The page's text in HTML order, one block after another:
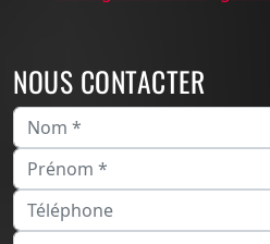
NOUS CONTACTER